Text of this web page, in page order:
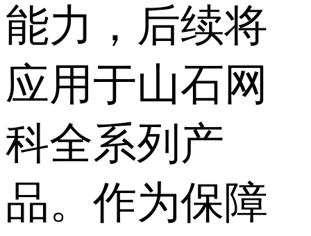
能力，后续将
应用于山石网
科全系列产
品。作为保障